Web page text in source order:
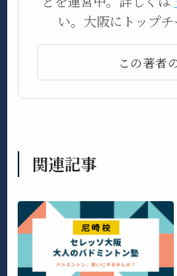
い。大阪にトップ
この著者
関連記事